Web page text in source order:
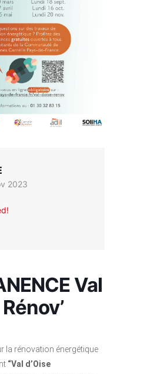
2023
Val
la rénovation énergétique
“Val d’Oise